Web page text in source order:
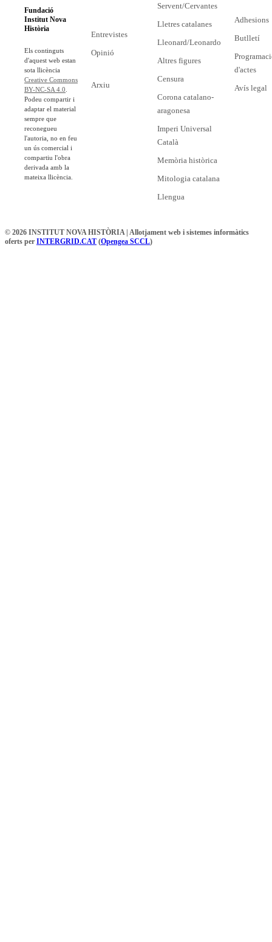
Fundació
Institut Nova
Història
Els continguts
d'aquest web estan
sota llicència
Creative Commons
BY-NC-SA 4.0
Podeu compartir i
adaptar el material
sempre que
reconegueu
l'autoria, no en feu
un ús comercial i
compartiu l'obra
derivada amb la
mateixa llicència.
Entrevistes
Opinió
Arxiu
Servent/Cervantes
Lletres catalanes
Lleonard/Leonardo
Altres figures
Censura
Corona catalano-
aragonesa
Imperi Universal
Català
Memòria històrica
Mitologia catalana
Llengua
Adhesions
Butlletí
d'actes
Avís legal
© 2026 INSTITUT NOVA HISTÒRIA | Allotjament web i sistemes informàtics
oferts per INTERGRID.CAT (Opengea SCCL)